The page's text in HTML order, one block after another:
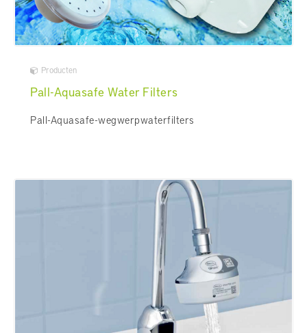
Producten
Pall-Aquasafe Water Filters
Pall-Aquasafe-wegwerpwaterfilters